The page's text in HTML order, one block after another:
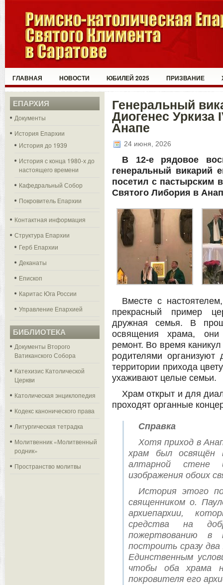
ГЛАВНАЯ НОВОСТИ ЮБИЛЕЙ 2025 ПРИЗВАНИЕ
ЕПАРХИЯ
Документы
История Епархии
История до 1939
История с конца 1980-х до
настоящего времени
Кафедральный Собор
Покровитель Епархии
Контактная информация
Структура Епархии
Герб Епархии
Деканаты
Епископ
Каритас Юга России
Управление Епархией
БИБЛИОТЕКА
Документы Второго
Ватиканского Собора
Катехизис Католической
Церкви
Католическая энциклопедия
Кодекс канонического права
Литургическая тетрадка
Молитвенник «Молитвенный
родник»
Пространство молитвы
Генеральный
Диогенес Уркиза
Анапе
24 июня, 2026
В 12-е рядовое
генеральный викарий
посетил с пастырским
Святого Либория в
Вместе с
прекрасный пример
дружная семья. В
освящения храма, они
ремонт. Во время
родителями
территории прихода
ухаживают целые семьи.
Храм открыт и для
проходят органные
Справка
Хотя приход в
храм был освящён
алтарной стене
изображения обоих
История этого
священником о.
архиепархии,
средства на
пожертвованию в
построить сразу
Единственным
чтобы оба храма
покровителя его